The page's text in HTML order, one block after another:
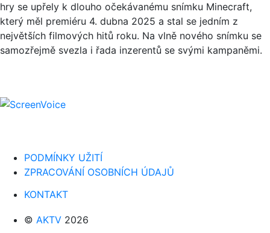
hry se upřely k dlouho očekávanému snímku Minecraft,
který měl premiéru 4. dubna 2025 a stal se jedním z
největších filmových hitů roku. Na vlně nového snímku se
samozřejmě svezla i řada inzerentů se svými kampaněmi.
PODMÍNKY UŽITÍ
ZPRACOVÁNÍ OSOBNÍCH ÚDAJŮ
KONTAKT
© AKTV 2026